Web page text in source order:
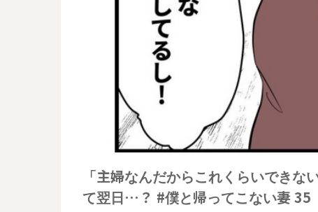
「主婦なんだからこれくらいでき
て翌日…？ #僕と帰ってこない妻 35